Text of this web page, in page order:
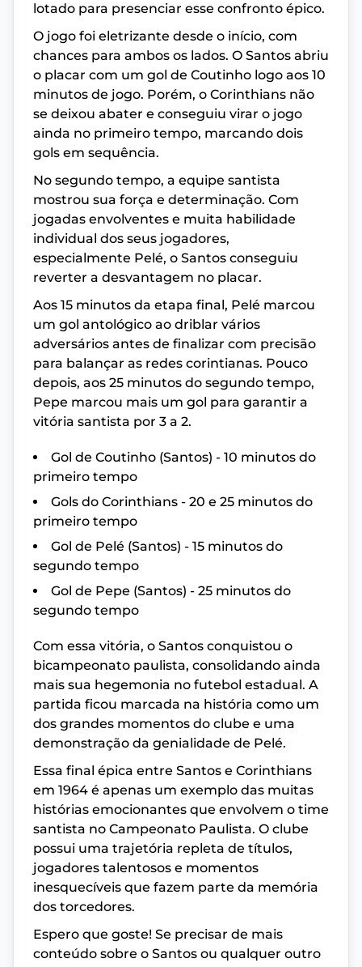
lotado para presenciar esse confronto épico.
O jogo foi eletrizante desde o início, com
chances para ambos os lados. O Santos abriu
o placar com um gol de Coutinho logo aos 10
minutos de jogo. Porém, o Corinthians não
se deixou abater e conseguiu virar o jogo
ainda no primeiro tempo, marcando dois
gols em sequência.
No segundo tempo, a equipe santista
mostrou sua força e determinação. Com
jogadas envolventes e muita habilidade
individual dos seus jogadores,
especialmente Pelé, o Santos conseguiu
reverter a desvantagem no placar.
Aos 15 minutos da etapa final, Pelé marcou
um gol antológico ao driblar vários
adversários antes de finalizar com precisão
para balançar as redes corintianas. Pouco
depois, aos 25 minutos do segundo tempo,
Pepe marcou mais um gol para garantir a
vitória santista por 3 a 2.
Gol de Coutinho (Santos) - 10 minutos do
primeiro tempo
Gols do Corinthians - 20 e 25 minutos do
primeiro tempo
Gol de Pelé (Santos) - 15 minutos do
segundo tempo
Gol de Pepe (Santos) - 25 minutos do
segundo tempo
Com essa vitória, o Santos conquistou o
bicampeonato paulista, consolidando ainda
mais sua hegemonia no futebol estadual. A
partida ficou marcada na história como um
dos grandes momentos do clube e uma
demonstração da genialidade de Pelé.
Essa final épica entre Santos e Corinthians
em 1964 é apenas um exemplo das muitas
histórias emocionantes que envolvem o time
santista no Campeonato Paulista. O clube
possui uma trajetória repleta de títulos,
jogadores talentosos e momentos
inesquecíveis que fazem parte da memória
dos torcedores.
Espero que goste! Se precisar de mais
conteúdo sobre o Santos ou qualquer outro